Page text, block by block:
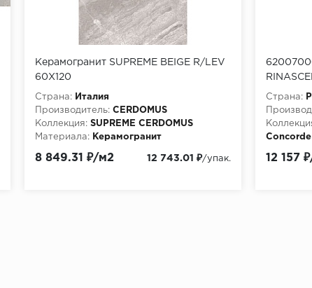
Керамогранит SUPREME BEIGE R/LEV
60X120
Страна:
Италия
Производитель: CERDOMUS
Коллекция: SUPREME CERDOMUS
Материала:
Керамогранит
8 849.31 ₽/м2 12 743.01 ₽/упак.
FRONT
Страна:
Concorde
12 157